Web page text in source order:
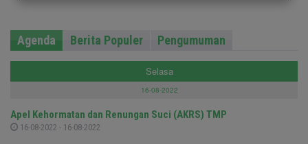
Agenda Berita Populer Pengumuman
Selasa
16-08-2022
Apel Kehormatan dan Renungan Suci (AKRS) TMP
16-08-2022 - 16-08-2022